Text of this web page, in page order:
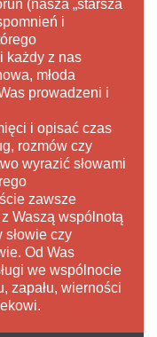
(nasza „starsza
i
każdy z nas
młoda
prowadzeni i
i opisać czas
rozmów czy
wyrazić słowami
zawsze
Waszą wspólnotą
słowie czy
Od Was
we wspólnocie
zapału, wierności